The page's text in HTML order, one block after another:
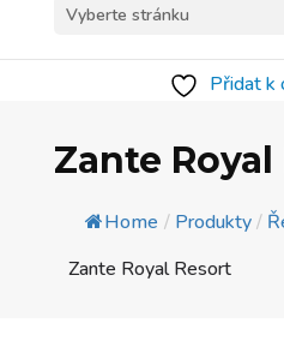
Vyberte stránku
Přidat k
Zante
Home / Produkty/
Zante Royal Resort